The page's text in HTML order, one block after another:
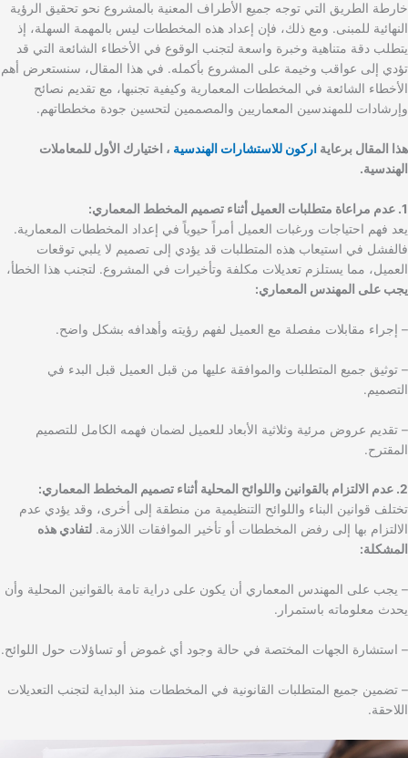
خارطة الطريق التي توجه جميع الأطراف المعنية بالمشروع نحو تحقيق الرؤية
النهائية للمبنى. ومع ذلك، فإن إعداد هذه المخططات ليس بالمهمة السهلة، إذ
يتطلب دقة متناهية وخبرة واسعة لتجنب الوقوع في الأخطاء الشائعة التي قد
تؤدي إلى عواقب وخيمة على المشروع بأكمله. في هذا المقال، سنستعرض أهم
الأخطاء الشائعة في المخططات المعمارية وكيفية تجنبها، مع تقديم نصائح
وإرشادات للمهندسين المعماريين والمصممين لتحسين جودة مخططاتهم.
هذا المقال برعاية اركون للاستشارات الهندسية ، اختيارك الأول للمعاملات
الهندسية.
1. عدم مراعاة متطلبات العميل أثناء تصميم المخطط المعماري:
يعد فهم احتياجات ورغبات العميل أمراً حيوياً في إعداد المخططات المعمارية.
فالفشل في استيعاب هذه المتطلبات قد يؤدي إلى تصميم لا يلبي توقعات
العميل، مما يستلزم تعديلات مكلفة وتأخيرات في المشروع. لتجنب هذا الخطأ،
يجب على المهندس المعماري:
– إجراء مقابلات مفصلة مع العميل لفهم رؤيته وأهدافه بشكل واضح.
– توثيق جميع المتطلبات والموافقة عليها من قبل العميل قبل البدء في
التصميم.
– تقديم عروض مرئية وثلاثية الأبعاد للعميل لضمان فهمه الكامل للتصميم
المقترح.
2. عدم الالتزام بالقوانين واللوائح المحلية أثناء تصميم المخطط المعماري:
تختلف قوانين البناء واللوائح التنظيمية من منطقة إلى أخرى، وقد يؤدي عدم
الالتزام بها إلى رفض المخططات أو تأخير الموافقات اللازمة. لتفادي هذه
المشكلة:
– يجب على المهندس المعماري أن يكون على دراية تامة بالقوانين المحلية وأن
يحدث معلوماته باستمرار.
– استشارة الجهات المختصة في حالة وجود أي غموض أو تساؤلات حول اللوائح.
– تضمين جميع المتطلبات القانونية في المخططات منذ البداية لتجنب التعديلات
اللاحقة.